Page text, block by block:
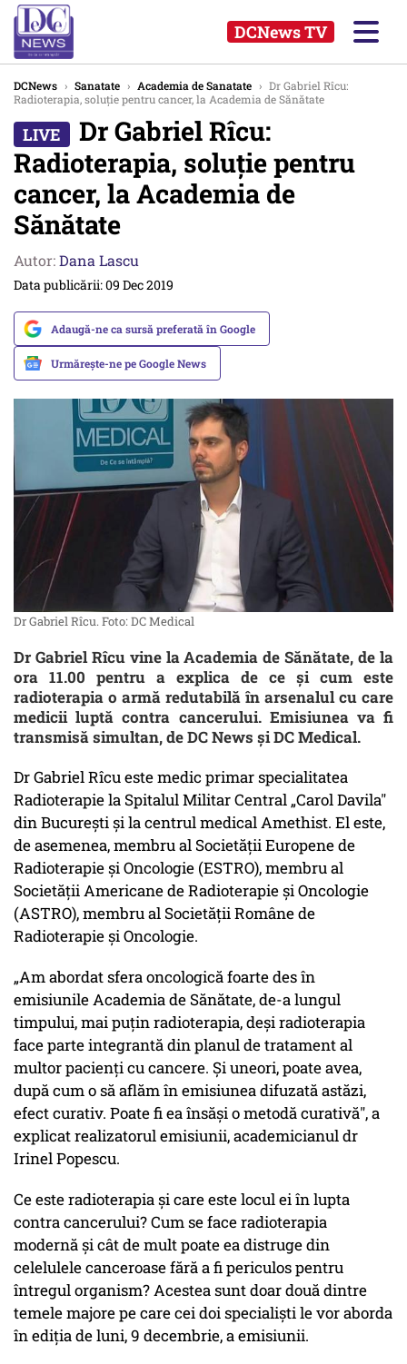
DCNews TV
DCNews › Sanatate › Academia de Sanatate › Dr Gabriel Rîcu:
Radioterapia, soluție pentru cancer, la Academia de Sănătate
Dr Gabriel Rîcu:
Radioterapia, soluție pentru
cancer, la Academia de
Sănătate
Autor:Dana Lascu
Data publicării: 09 Dec 2019
Adaugă-ne ca sursă preferată în Google
Urmărește-ne pe Google News
Dr Gabriel Rîcu. Foto: DC Medical
Dr Gabriel Rîcu vine la Academia de Sănătate, de la
ora 11.00 pentru a explica de ce și cum este
radioterapia o armă redutabilă în arsenalul cu care
medicii luptă contra cancerului. Emisiunea va fi
transmisă simultan, de DC News și DC Medical.
Dr Gabriel Rîcu este medic primar specialitatea
Radioterapie la Spitalul Militar Central „Carol Davila"
din București și la centrul medical Amethist. El este,
de asemenea, membru al Societății Europene de
Radioterapie și Oncologie (ESTRO), membru al
Societății Americane de Radioterapie și Oncologie
(ASTRO), membru al Societății Române de
Radioterapie și Oncologie.
„Am abordat sfera oncologică foarte des în
emisiunile Academia de Sănătate, de-a lungul
timpului, mai puțin radioterapia, deși radioterapia
face parte integrantă din planul de tratament al
multor pacienți cu cancere. Și uneori, poate avea,
după cum o să aflăm în emisiunea difuzată astăzi,
efect curativ. Poate fi ea însăși o metodă curativă", a
explicat realizatorul emisiunii, academicianul dr
Irinel Popescu.
Ce este radioterapia și care este locul ei în lupta
contra cancerului? Cum se face radioterapia
modernă și cât de mult poate ea distruge din
celelulele canceroase fără a fi periculos pentru
întregul organism? Acestea sunt doar două dintre
temele majore pe care cei doi specialiști le vor aborda
în ediția de luni, 9 decembrie, a emisiunii.